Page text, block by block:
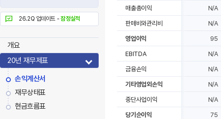
26.2Q 업데이트 -잠정실적
개요
20년 재무제표
손익계산서
재무상태표
현금흐름표
매출총이익 N/A
판매비와관리비 N/A
영업이익 95
EBITDA N/A
금융손익 N/A
기타영업외손익 N/A
중단사업이익 N/A
당기순이익 75